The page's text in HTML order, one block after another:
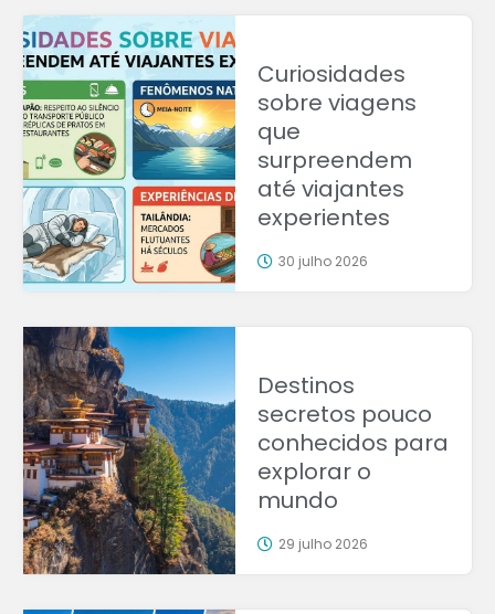
Curiosidades
sobre viagens
que
surpreendem
até viajantes
experientes
30 julho 2026
Destinos
secretos pouco
conhecidos para
explorar o
mundo
29 julho 2026